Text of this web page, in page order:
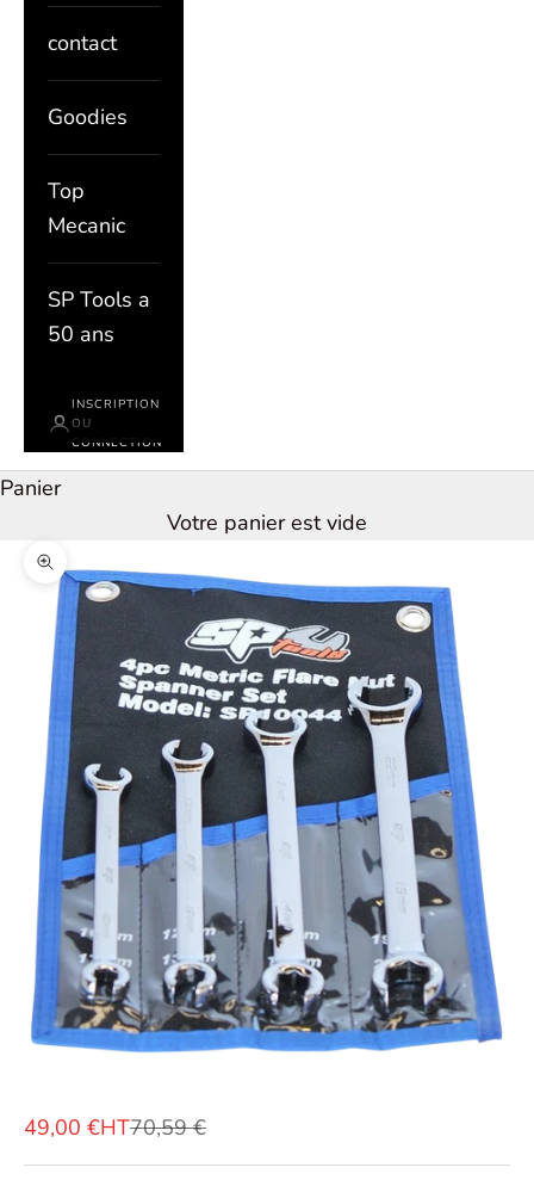
contact
Goodies
Top
Mecanic
SP Tools a
50 ans
INSCRIPTION
OU
CONNECTION
Panier
Votre panier est vide
Zoomer sur l'image
Prix de vente
49,00 €HTPrix normal
70,59 €